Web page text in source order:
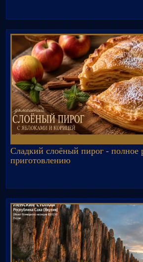
Сладкий слоёный пирог - полное
приготовлению